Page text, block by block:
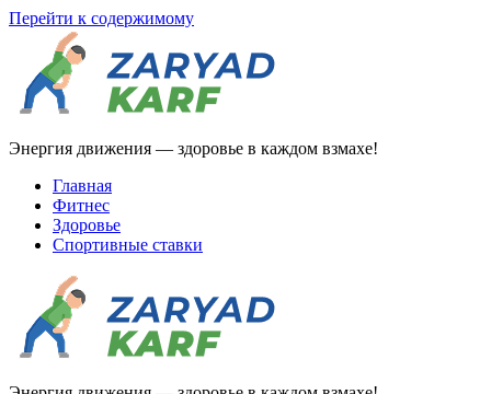
Перейти к содержимому
Энергия движения — здоровье в каждом взмахе!
Главная
Фитнес
Здоровье
Спортивные ставки